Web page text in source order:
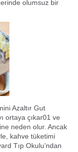
olumsuz bir
Azaltır Gut
ortaya çıkar01 ve
neden olur. Ancak
kahve tüketimi
Tıp Okulu’ndan